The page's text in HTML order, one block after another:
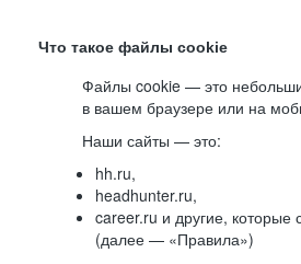
Что такое файлы cookie
Файлы cookie — это
в вашем браузере или на
Наши сайты — это:
hh.ru,
headhunter.ru,
career.ru и другие,
(далее — «Правила»)